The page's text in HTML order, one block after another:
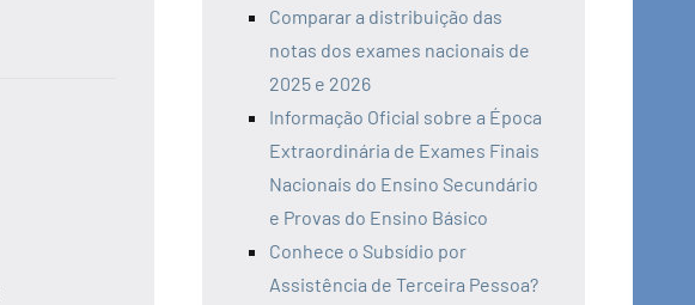
Comparar a distribuição das
notas dos exames nacionais de
2025 e 2026
Informação Oficial sobre a Época
Extraordinária de Exames Finais
Nacionais do Ensino Secundário
e Provas do Ensino Básico
Conhece o Subsídio por
Assistência de Terceira Pessoa?